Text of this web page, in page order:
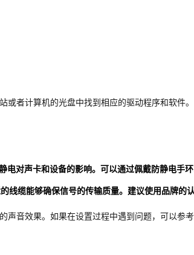
或者计算机的光盘中找到相应的驱动程序和软件
电对声卡和设备的影响。可以通过佩戴防静电手
线缆能够确保信号的传输质量。建议使用品牌的
声音效果。如果在设置过程中遇到问题，可以参